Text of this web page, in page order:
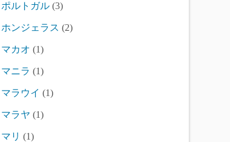
ポルトガル (3)
ホンジェラス (2)
マカオ (1)
マニラ (1)
マラウイ (1)
マラヤ (1)
マリ (1)